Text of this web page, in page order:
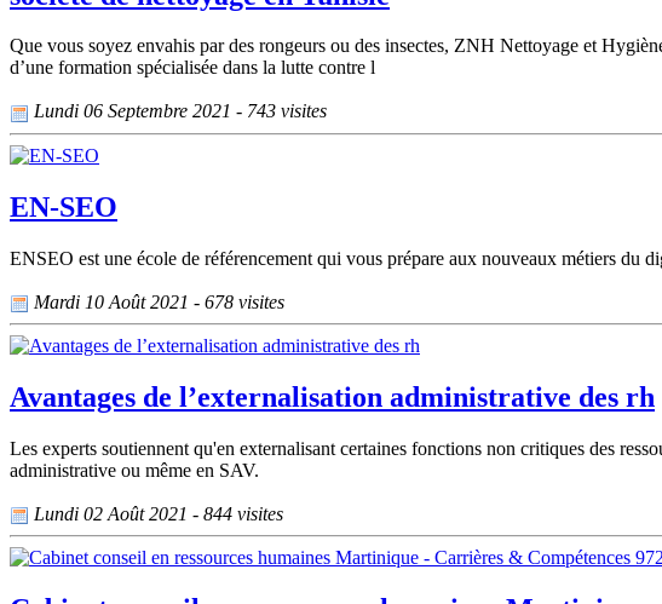
Que vous soyez envahis par des rongeurs ou des insectes, ZNH Nettoyage et
d’une formation spécialisée dans la lutte contre l
Lundi 06 Septembre 2021 - 743 visites
EN-SEO
ENSEO est une école de référencement qui vous prépare aux nouveaux métiers du
Mardi 10 Août 2021 - 678 visites
Avantages de l’externalisation administrative des rh
Les experts soutiennent qu'en externalisant certaines fonctions non critiques des
administrative ou même en SAV.
Lundi 02 Août 2021 - 844 visites